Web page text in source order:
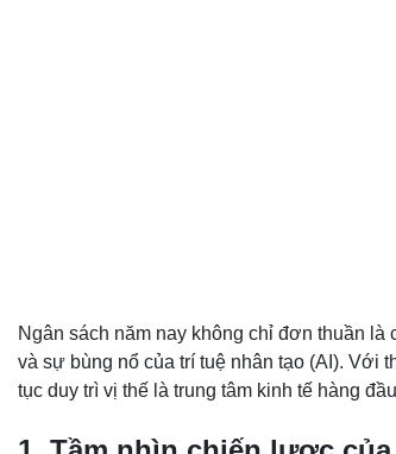
Ngân sách năm nay không chỉ đơn thuần
và sự bùng nổ của trí tuệ nhân tạo (AI). Với
tục duy trì vị thế là trung tâm kinh tế hàng